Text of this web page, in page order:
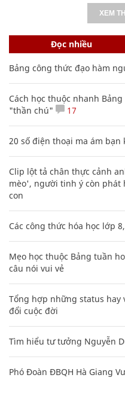
XEM
Đọc nhiều
Bảng công thức đạo hàm
Cách học thuộc nhanh
"thần chú"
17
20 số điện thoại ma ám
Clip lột tả chân thực cảnh
mèo', người tinh ý còn phát
con
Các công thức hóa học lớp
Mẹo học thuộc Bảng tuần
câu nói vui vẻ
Tổng hợp những status hay
đổi cuộc đời
Tìm hiểu tư tưởng Nguyễn
Phó Đoàn ĐBQH Hà Giang